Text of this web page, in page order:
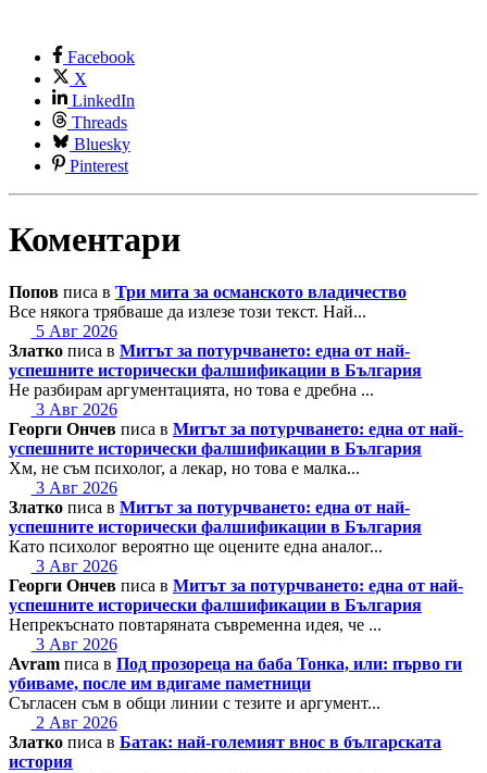
Facebook
X
LinkedIn
Threads
Bluesky
Pinterest
Коментари
Попов писа в Три мита за османското владичество
Все някога трябваше да излезе този текст. Най...
5 Авг 2026
Златко писа в Митът за потурчването: една от най-
успешните исторически фалшификации в България
Не разбирам аргументацията, но това е дребна ...
3 Авг 2026
Георги Ончев писа в Митът за потурчването: една от най-
успешните исторически фалшификации в България
Хм, не съм психолог, а лекар, но това е малка...
3 Авг 2026
Златко писа в Митът за потурчването: една от най-
успешните исторически фалшификации в България
Като психолог вероятно ще оцените една аналог...
3 Авг 2026
Георги Ончев писа в Митът за потурчването: една от най-
успешните исторически фалшификации в България
Непрекъснато повтаряната съвременна идея, че ...
3 Авг 2026
Avram писа в Под прозореца на баба Тонка, или: първо ги
убиваме, после им вдигаме паметници
Съгласен съм в общи линии с тезите и аргумент...
2 Авг 2026
Златко писа в Батак: най-големият внос в българската
история